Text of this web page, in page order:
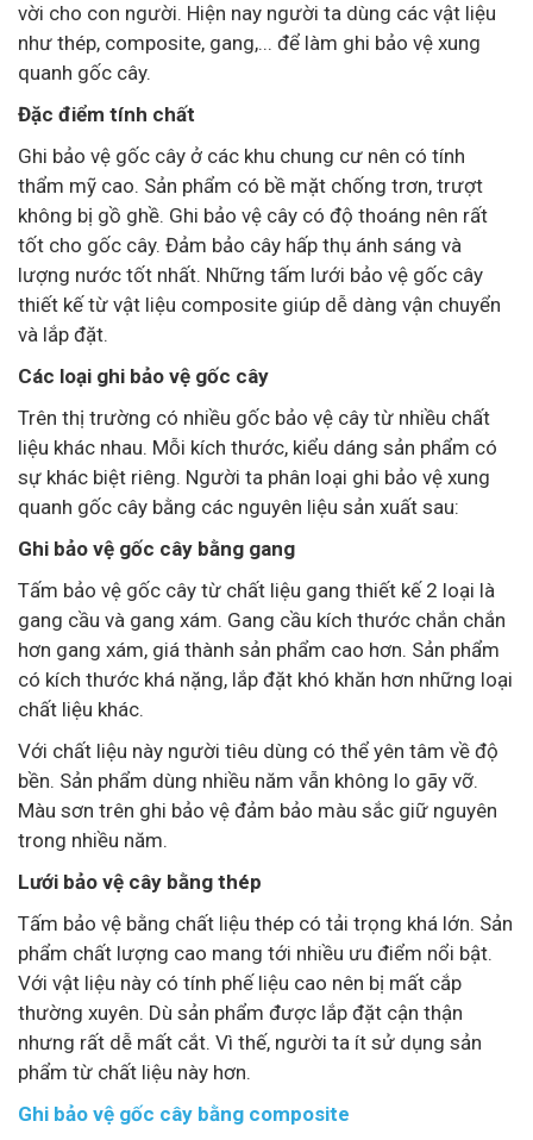
vời cho con người. Hiện nay người ta dùng các vật liệu
như thép, composite, gang,... để làm ghi bảo vệ xung
quanh gốc cây.
Đặc điểm tính chất
Ghi bảo vệ gốc cây ở các khu chung cư nên có tính
thẩm mỹ cao. Sản phẩm có bề mặt chống trơn, trượt
không bị gồ ghề. Ghi bảo vệ cây có độ thoáng nên rất
tốt cho gốc cây. Đảm bảo cây hấp thụ ánh sáng và
lượng nước tốt nhất. Những tấm lưới bảo vệ gốc cây
thiết kế từ vật liệu composite giúp dễ dàng vận chuyển
và lắp đặt.
Các loại ghi bảo vệ gốc cây
Trên thị trường có nhiều gốc bảo vệ cây từ nhiều chất
liệu khác nhau. Mỗi kích thước, kiểu dáng sản phẩm có
sự khác biệt riêng. Người ta phân loại ghi bảo vệ xung
quanh gốc cây bằng các nguyên liệu sản xuất sau:
Ghi bảo vệ gốc cây bằng gang
Tấm bảo vệ gốc cây từ chất liệu gang thiết kế 2 loại là
gang cầu và gang xám. Gang cầu kích thước chắn chắn
hơn gang xám, giá thành sản phẩm cao hơn. Sản phẩm
có kích thước khá nặng, lắp đặt khó khăn hơn những loại
chất liệu khác.
Với chất liệu này người tiêu dùng có thể yên tâm về độ
bền. Sản phẩm dùng nhiều năm vẫn không lo gãy vỡ.
Màu sơn trên ghi bảo vệ đảm bảo màu sắc giữ nguyên
trong nhiều năm.
Lưới bảo vệ cây bằng thép
Tấm bảo vệ bằng chất liệu thép có tải trọng khá lớn. Sản
phẩm chất lượng cao mang tới nhiều ưu điểm nổi bật.
Với vật liệu này có tính phế liệu cao nên bị mất cắp
thường xuyên. Dù sản phẩm được lắp đặt cận thận
nhưng rất dễ mất cắt. Vì thế, người ta ít sử dụng sản
phẩm từ chất liệu này hơn.
Ghi bảo vệ gốc cây bằng composite